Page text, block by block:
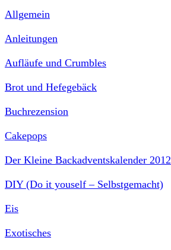
Allgemein
Anleitungen
Aufläufe und Crumbles
Brot und Hefegebäck
Buchrezension
Cakepops
Der Kleine Backadventskalender 2012
DIY (Do it youself – Selbstgemacht)
Eis
Exotisches